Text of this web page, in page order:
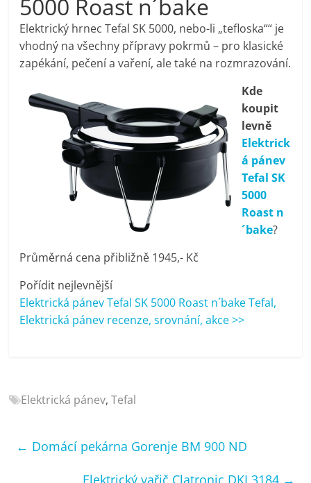
pračky,
televize,
notebooky,
mobilní
telefony,
kávovary,
bazény
Nejlepší
elektronika
porovnání
televize,
telefony,
5000 Roast n´bake
Elektrický hrnec Tefal SK 5000, nebo-li „tefloska““ je
vhodný na všechny přípravy pokrmů – pro klasické
zapékání, pečení a vaření, ale také na rozmrazování.
Kde
koupit
levně
Elektrick
á pánev
Tefal SK
5000
Roast n
´bake?
Průměrná cena přibližně 1945,- Kč
Pořídit nejlevnější
Elektrická pánev Tefal SK 5000 Roast n´bake Tefal,
Elektrická pánev recenze, srovnání, akce >>
Elektrická pánev,Tefal
← Domácí pekárna Gorenje BM 900 ND
Elektrický vařič Clatronic DKI 3184 →